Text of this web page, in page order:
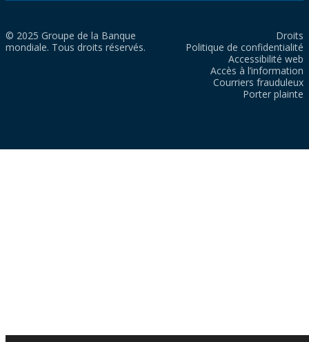
© 2025 Groupe de la Banque
mondiale. Tous droits réservés.
Droits
Politique de confidentialité
Accessibilité web
Accès à l’information
Courriers frauduleux
Porter plainte